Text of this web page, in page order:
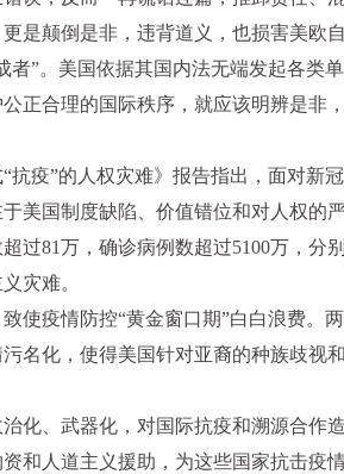
是颠倒是非，违背道义，也损害美欧自
”。美国依据其国内法无端发起各
正合理的国际秩序，就应该明辨是
疫”的人权灾难》报告指出，面对
美国制度缺陷、价值错位和对人权的
过81万，确诊病例数超过5100万，
灾难。
使疫情防控“黄金窗口期”白白浪费
名化，使得美国针对亚裔的种族歧视
化、武器化，对国际抗疫和溯源合
和人道主义援助，为这些国家抗击疫